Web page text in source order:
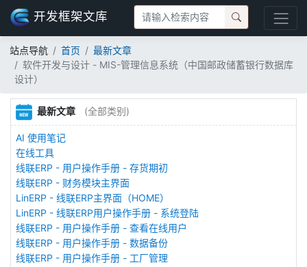
开发框架文库
站点导航 首页
最新文章
软件开发与设计 - MIS-管理信息系统（中国邮政储蓄银行数据库
设计）
最新文章 (全部类别)
AI 使用笔记
在线工具
线联ERP - 用户操作手册 - 存货期初
线联ERP - 财务模块主界面
LinERP - 线联ERP主界面（HOME）
LinERP - 线联ERP用户操作手册 - 系统登陆
线联ERP - 用户操作手册 - 查看在线用户
线联ERP - 用户操作手册 - 数据备份
线联ERP - 用户操作手册 - 工厂管理